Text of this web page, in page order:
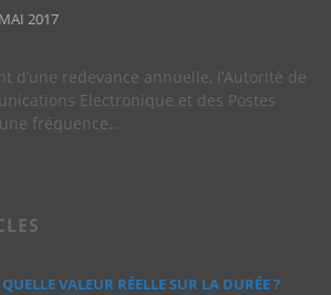
2017
d’une redevance annuelle, l’Autorité de
Electronique et des Postes
fréquence…
VALEUR RÉELLE SUR LA DURÉE ?